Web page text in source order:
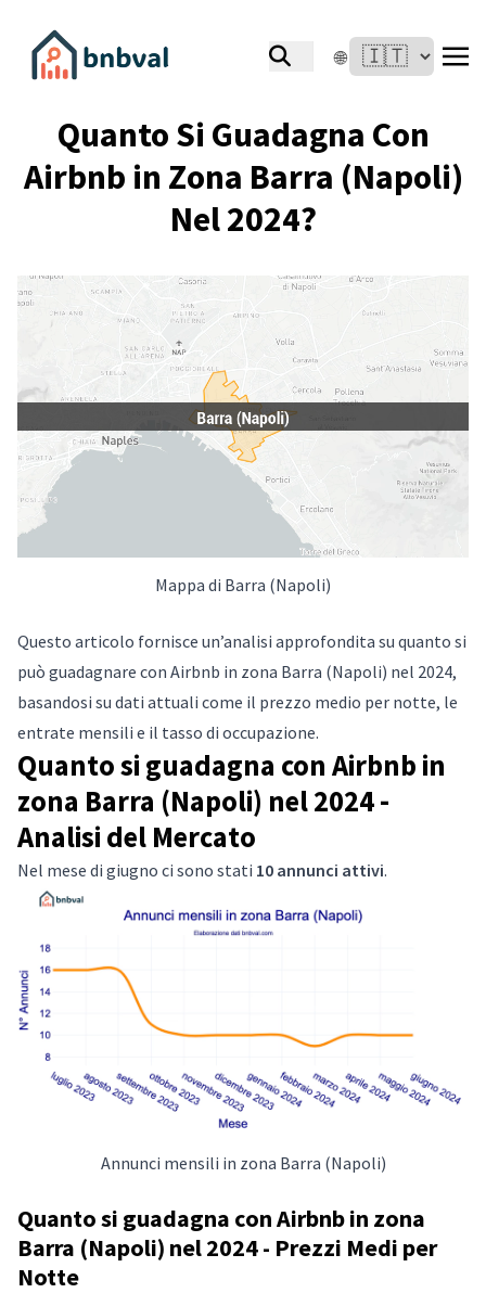
🌐
Quanto Si Guadagna Con
Airbnb in Zona Barra (Napoli)
Nel 2024?
Mappa di Barra (Napoli)
Questo articolo fornisce un’analisi approfondita su quanto si
può guadagnare con Airbnb in zona Barra (Napoli) nel 2024,
basandosi su dati attuali come il prezzo medio per notte, le
entrate mensili e il tasso di occupazione.
Quanto si guadagna con Airbnb in
zona Barra (Napoli) nel 2024 -
Analisi del Mercato
Nel mese di giugno ci sono stati 10 annunci attivi.
Annunci mensili in zona Barra (Napoli)
Quanto si guadagna con Airbnb in zona
Barra (Napoli) nel 2024 - Prezzi Medi per
Notte